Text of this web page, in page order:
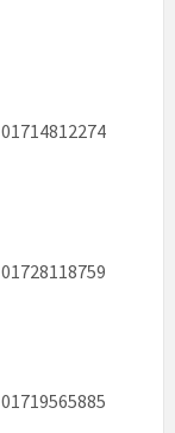
01714812274
01728118759
01719565885